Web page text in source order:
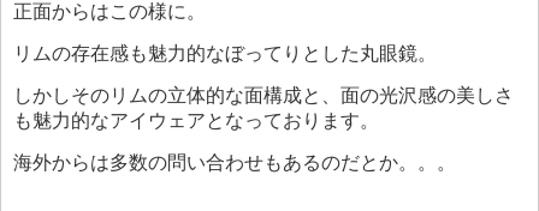
正面からはこの様に。
リムの存在感も魅力的なぼってりとした丸眼鏡。
しかしそのリムの立体的な面構成と、面の光沢感の美しさ
も魅力的なアイウェアとなっております。
海外からは多数の問い合わせもあるのだとか。。。